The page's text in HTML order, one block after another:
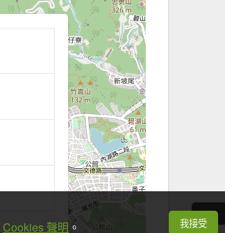
Cookies 聲明 。 我接受